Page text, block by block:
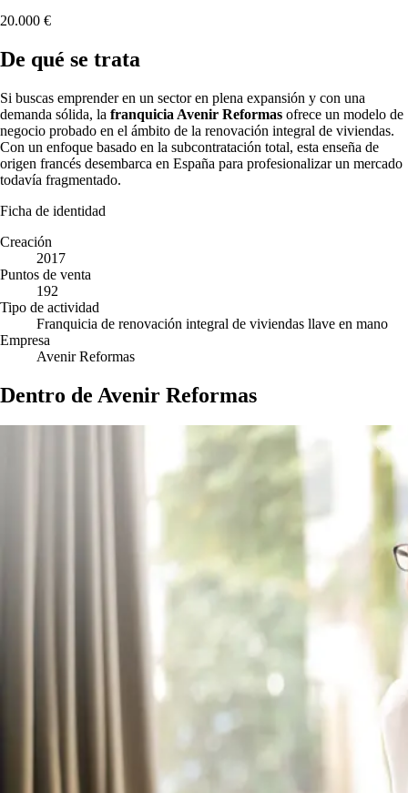
20.000 €
De qué se trata
Si buscas emprender en un sector en plena expansión y con una
demanda sólida, la franquicia Avenir Reformas ofrece un modelo de
negocio probado en el ámbito de la renovación integral de viviendas.
Con un enfoque basado en la subcontratación total, esta enseña de
origen francés desembarca en España para profesionalizar un mercado
todavía fragmentado.
Ficha de identidad
Creación
2017
Puntos de venta
192
Tipo de actividad
Franquicia de renovación integral de viviendas llave en mano
Empresa
Avenir Reformas
Dentro de Avenir Reformas